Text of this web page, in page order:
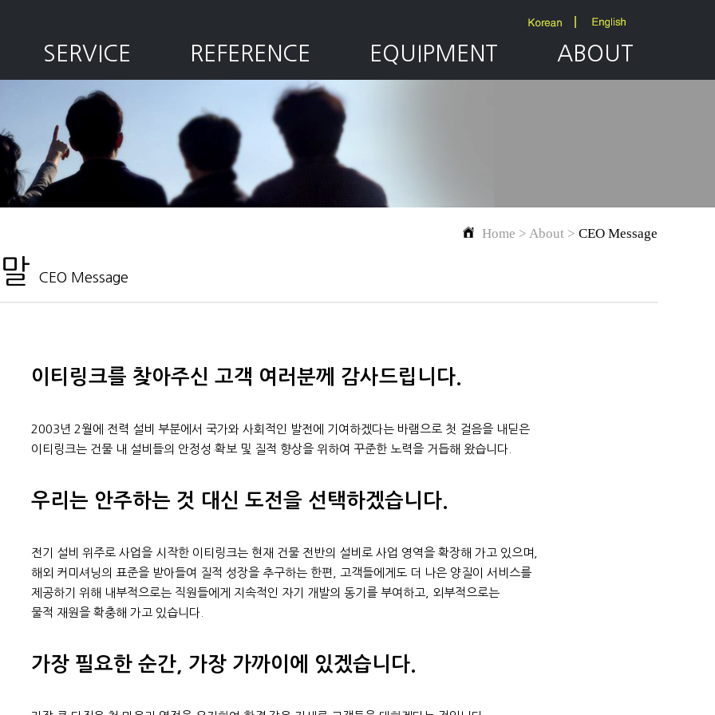
SERVICE REFERENCE EQUIPMENT ABOUT
Home > About > CEO Message
CEO Message
이티링크를 찾아주신 고객 여러분께 감사드립니다.
2003년 2월에 전력 설비 부분에서 국가와 사회적인 발전에 기여하겠다는 바램으로 첫 걸음을 내딛은
이티링크는 건물 내 설비들의 안정성 확보 및 질적 향상을 위하여 꾸준한 노력을 거듭해 왔습니다.
우리는 안주하는 것 대신 도전을 선택하겠습니다.
전기 설비 위주로 사업을 시작한 이티링크는 현재 건물 전반의 설비로 사업 영역을 확장해 가고 있으며,
해외 커미셔닝의 표준을 받아들여 질적 성장을 추구하는 한편, 고객들에게도 더 나은 양질이 서비스를
제공하기 위해 내부적으로는 직원들에게 지속적인 자기 개발의 동기를 부여하고, 외부적으로는
물적 재원을 확충해 가고 있습니다.
가장 필요한 순간, 가장 가까이에 있겠습니다.